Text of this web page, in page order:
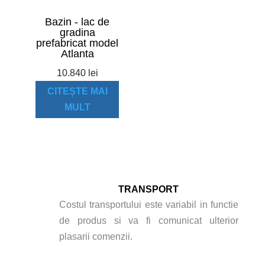
Bazin - lac de
gradina
prefabricat model
Atlanta
10.840 lei
CITEȘTE MAI
MULT
TRANSPORT
Costul transportului este variabil in functie
de produs si va fi comunicat ulterior
plasarii comenzii.